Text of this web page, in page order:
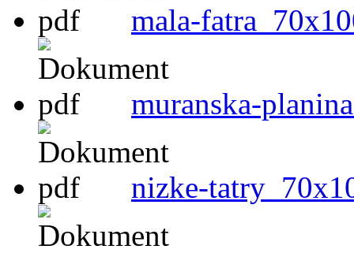
mala-
muranska-
nizke-